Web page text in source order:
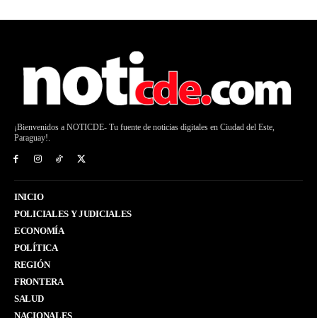
¡Bienvenidos a NOTICDE- Tu fuente de noticias digitales en Ciudad del Este,
Paraguay!.
INICIO
POLICIALES Y JUDICIALES
ECONOMÍA
POLÍTICA
REGIÓN
FRONTERA
SALUD
NACIONALES